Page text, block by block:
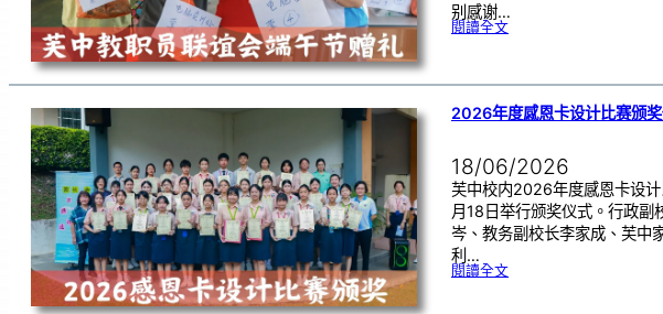
别感谢…
閱讀全文:端
中
师
们
！
2026年度感恩卡设计比赛颁
18/06/2026
芙中校内2026年度感恩卡设
月18日举行颁奖仪式。行政副
岑、教务副校长李家成、芙中
利…
閱讀全文:2